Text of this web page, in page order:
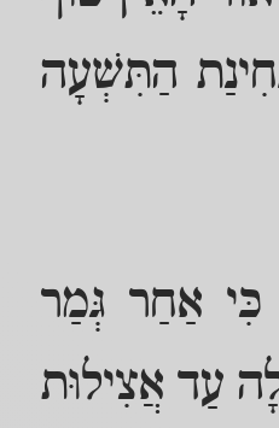
הַתִּשְׁעָה
כִּי אַחַר גְּמַר
עַד אֲצִילוּת